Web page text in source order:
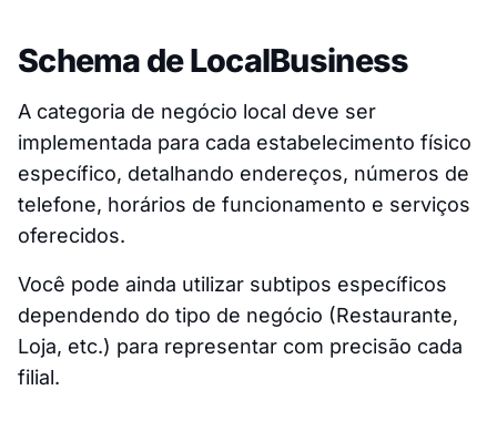
Schema de LocalBusiness
A categoria de negócio local deve ser
implementada para cada estabelecimento físico
específico, detalhando endereços, números de
telefone, horários de funcionamento e serviços
oferecidos.
Você pode ainda utilizar subtipos específicos
dependendo do tipo de negócio (Restaurante,
Loja, etc.) para representar com precisão cada
filial.